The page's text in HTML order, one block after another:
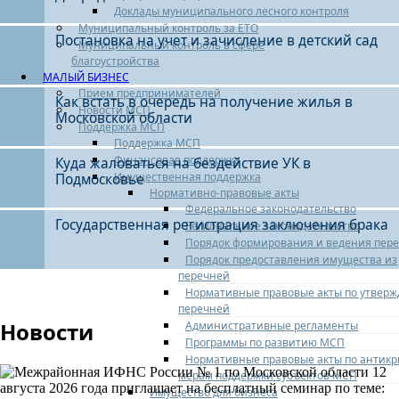
Доклады муниципального лесного контроля
Муниципальный контроль за ЕТО
Муниципальный контроль в сфере
благоустройства
МАЛЫЙ БИЗНЕС
Прием предпринимателей
Новости МСП
Поддержка МСП
Поддержка МСП
Финансовая поддержка
Имущественная поддержка
Нормативно-правовые акты
Федеральное законодательство
Региональное законодательство
Порядок формирования и ведения
Порядок предоставления имущества из
перечней
Нормативные правовые акты по
перечней
Административные регламенты
Программы по развитию МСП
Нормативные правовые акты по
мерам поддержки субъектов МСП
Имущество для бизнеса
Продолжается конкурс Московской области
«Женщина – Герой 2026»
Он призван напомнить, что наши женщины остаются
красивыми, сильными и уверенными в себе даже в
самых непростых обстоятельствах. Несмотря ни на что,
они сохраняют тепло семейного очага, поддерживают
ПОДРОБНЕЕ
Постановка на учет и зачисление в детский сад
Как встать в очередь на получение жилья в
Московской области
Куда жаловаться на бездействие УК в
Подмосковье
Государственная регистрация заключения брака
Новости